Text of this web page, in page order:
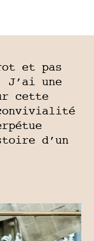
et pas
J’ai une
cette
d’un